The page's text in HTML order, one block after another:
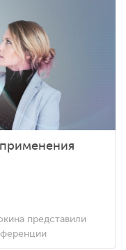
представили